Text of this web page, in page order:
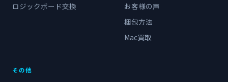
ロジックボード交換
お客様の声
梱包方法
Mac買取
その他